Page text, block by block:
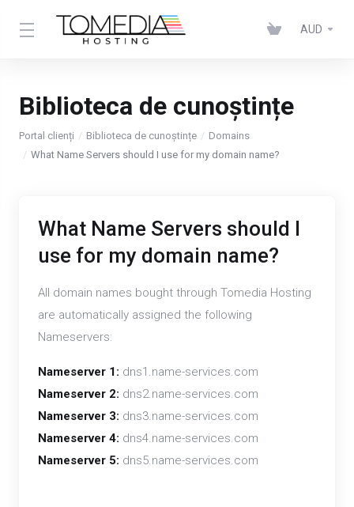
AUD
Biblioteca de cunoștințe
Portal clienți Biblioteca de cunoștințe
Domains
What Name Servers should I use for my domain name?
What Name Servers should I
use for my domain name?
All domain names bought through Tomedia Hosting
are automatically assigned the following
Nameservers:
Nameserver 1: dns1.name-services.com
Nameserver 2: dns2.name-services.com
Nameserver 3: dns3.name-services.com
Nameserver 4: dns4.name-services.com
Nameserver 5: dns5.name-services.com